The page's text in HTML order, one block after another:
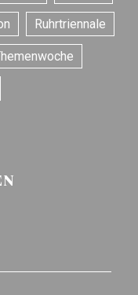
Ruhrtriennale